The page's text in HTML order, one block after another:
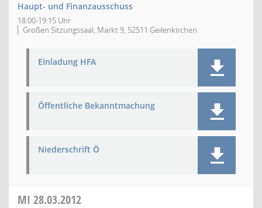
Haupt- und Finanzausschuss
18:00-19:15 Uhr
Großen Sitzungssaal, Markt 9, 52511 Geilenkirchen
Einladung HFA
Öffentliche Bekanntmachung
Niederschrift Ö
MI 28.03.2012